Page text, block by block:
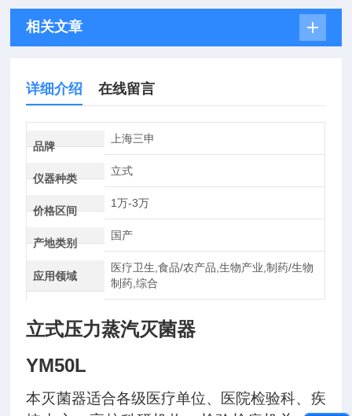
相关文章
详细介绍 在线留言
品牌
上海三申
仪器种类
立式
价格区间
1万-3万
产地类别
国产
应用领域
医疗卫生,食品/农产品,生物产业,制药/生物
制药,综合
立式压力蒸汽灭菌器
YM50L
本灭菌器适合各级医疗单位、医院检验科、疾